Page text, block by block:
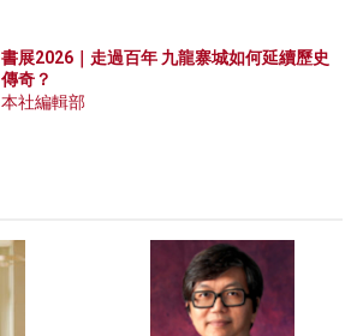
書展2026｜走過百年 九龍寨城如何延續歷史
傳奇？
本社編輯部